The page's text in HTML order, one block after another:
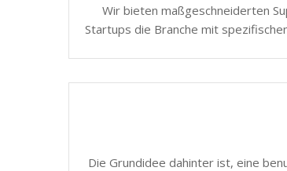
Wir bieten maßgeschneiderten
Startups die Branche mit
Die Grundidee dahinter ist, eine